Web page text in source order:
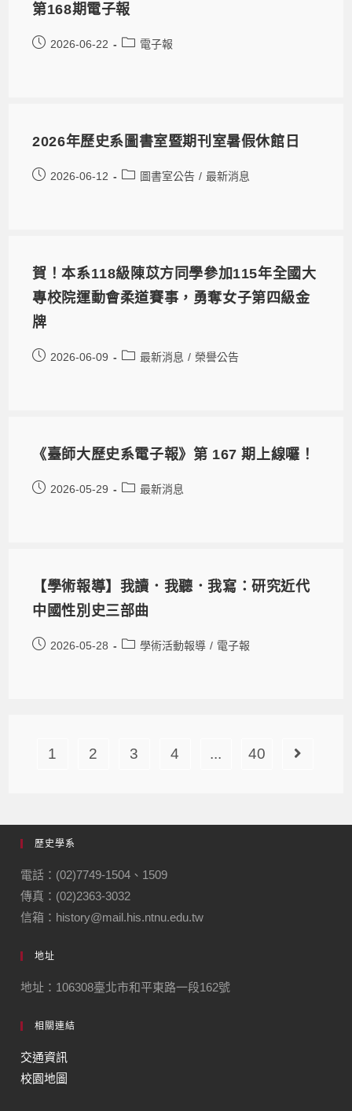
第168期電子報
2026-06-22 電子報
2026年歷史系圖書室暨期刊室暑假休館日
2026-06-12 圖書室公告 / 最新消息
賀！本系118級陳苡方同學參加115年全國大
專校院運動會柔道賽事，勇奪女子第四級金
牌
2026-06-09 最新消息 / 榮譽公告
《臺師大歷史系電子報》第 167 期上線囉！
2026-05-29 最新消息
【學術報導】我讀．我聽．我寫：研究近代
中國性別史三部曲
2026-05-28 學術活動報導 / 電子報
1 2 3 4 ... 40
歷史學系
電話：(02)7749-1504、1509
傳真：(02)2363-3032
信箱：history@mail.his.ntnu.edu.tw
地址
地址：106308臺北市和平東路一段162號
相關連結
交通資訊
校園地圖